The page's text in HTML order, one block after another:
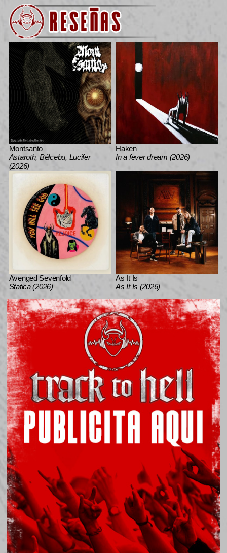
Montsanto
Astaroth, Bélcebu, Lucifer
(2026)
Haken
In a fever dream (2026)
Avenged Sevenfold
Statica (2026)
As It Is
As It Is (2026)